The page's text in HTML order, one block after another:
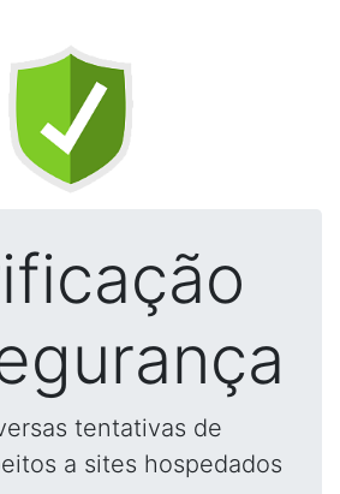
tentativas de
a sites hospedados